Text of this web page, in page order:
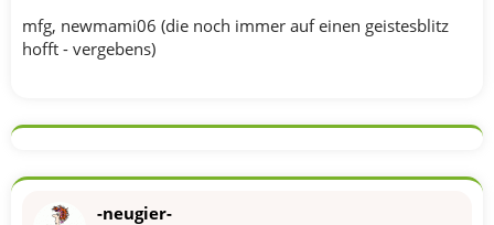
mfg, newmami06 (die noch immer auf einen geistesblitz
hofft - vergebens)
-neugier-